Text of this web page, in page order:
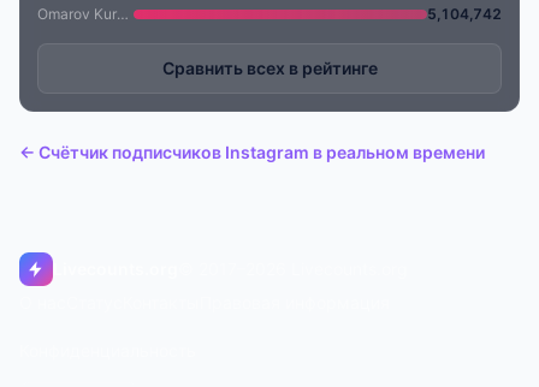
Omarov Kurban
5,104,742
Сравнить всех в рейтинге
← Счётчик подписчиков Instagram в реальном времени